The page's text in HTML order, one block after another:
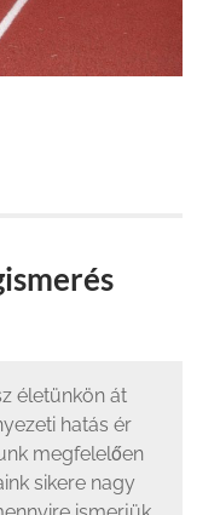
életünkön át
hatás ér
megfelelően
sikere nagy